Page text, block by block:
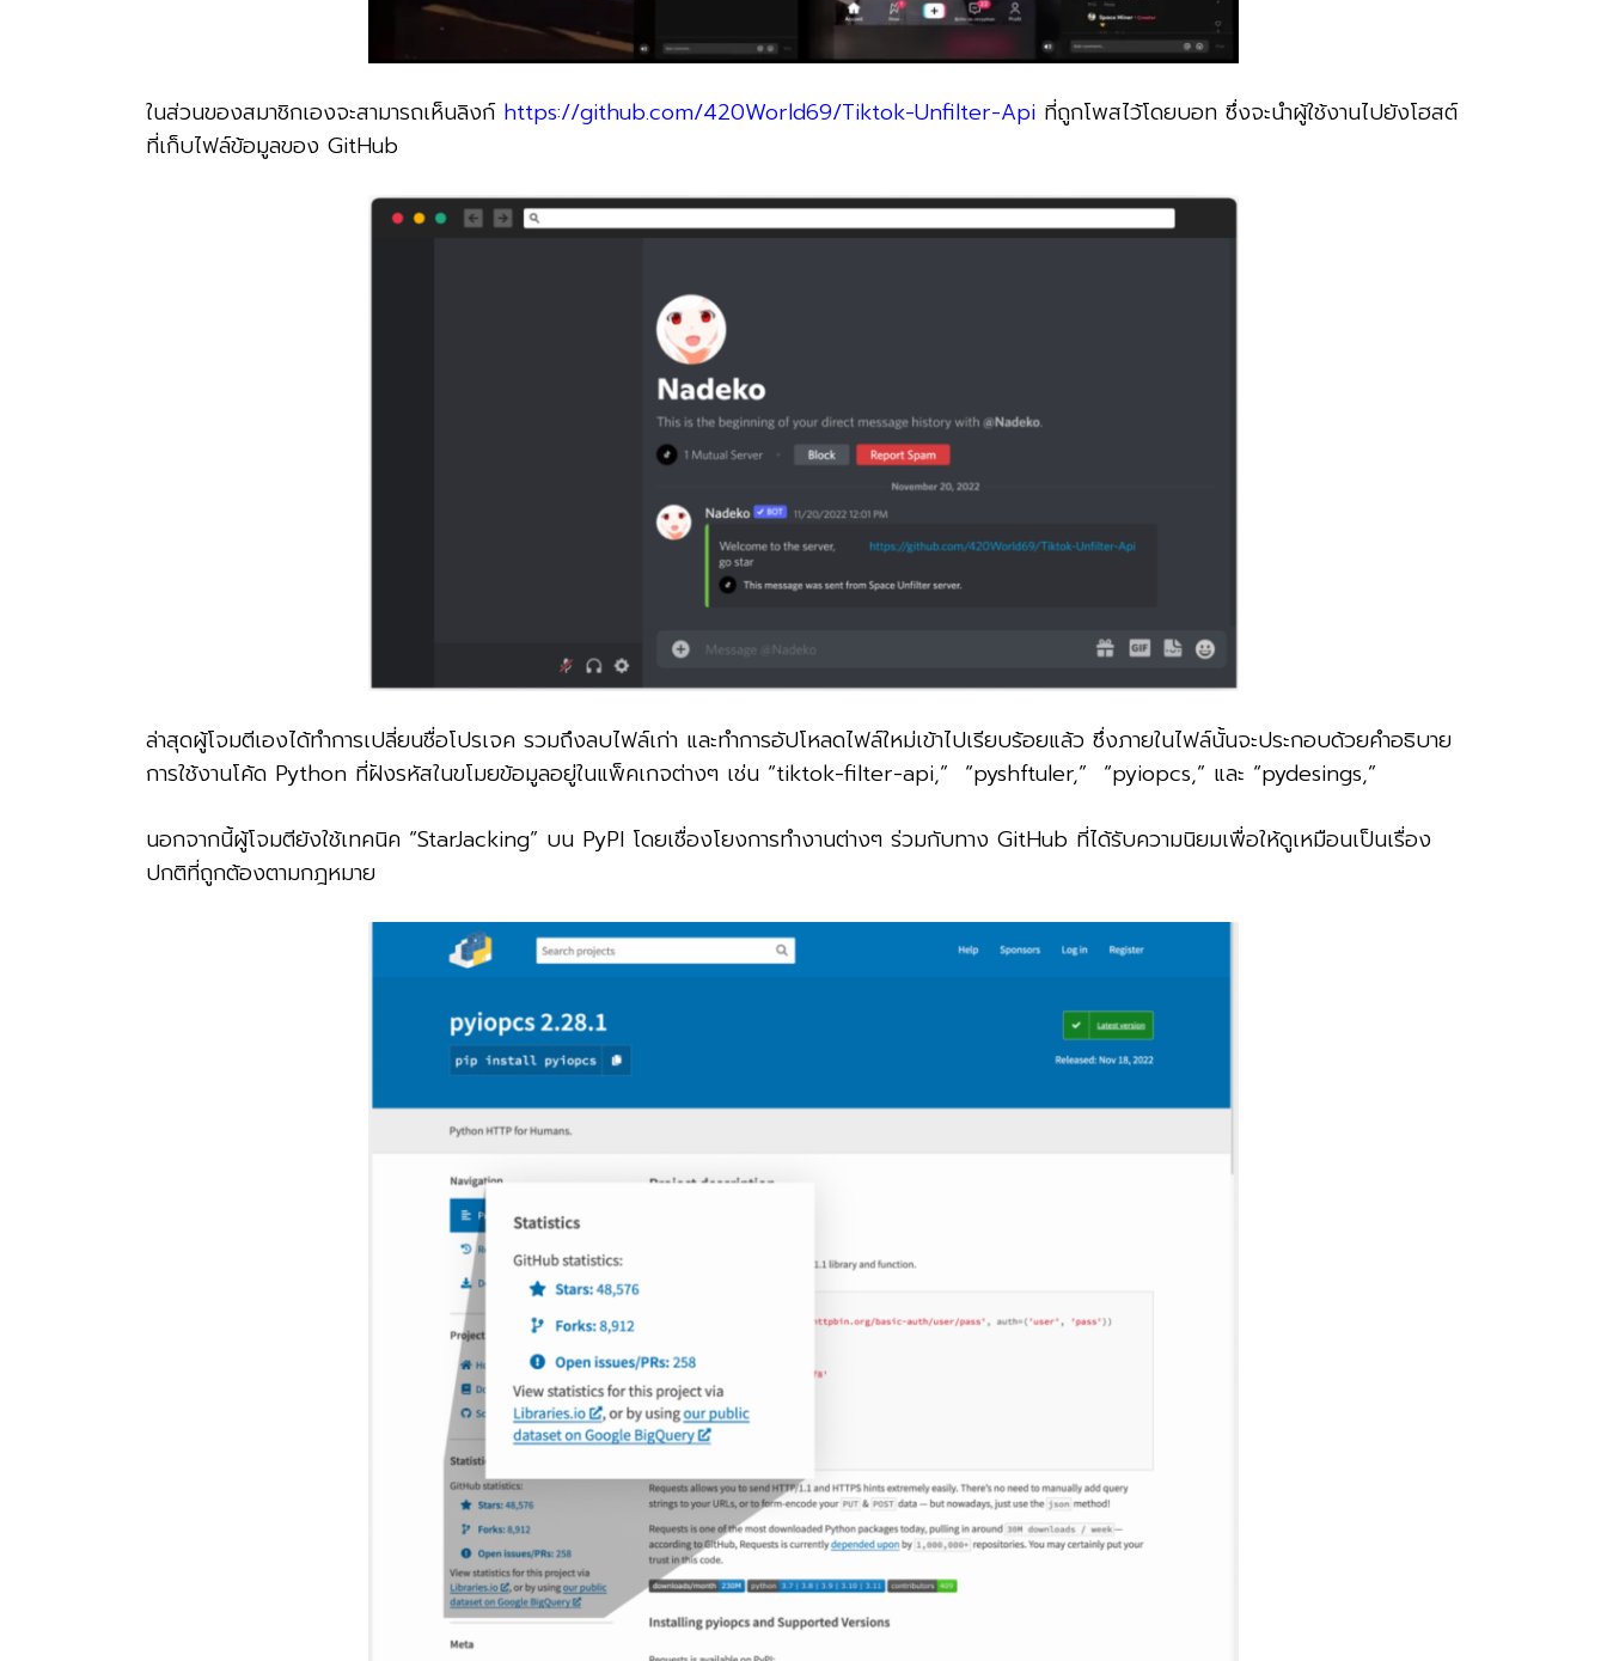
ในส่วนของสมาชิกเองจะสามารถเห็นลิงก์ https://github.com/420World69/Tiktok-Unfilter-Api ที่ถูกโพสไว้โดยบอท ซึ่งจะนำผู้ใช้งานไปยังโฮสต์
ที่เก็บไฟล์ข้อมูลของ GitHub
ล่าสุดผู้โจมตีเองได้ทำการเปลี่ยนชื่อโปรเจค รวมถึงลบไฟล์เก่า และทำการอัปโหลดไฟล์ใหม่เข้าไปเรียบร้อยแล้ว ซึ่งภายในไฟล์นั้นจะประกอบด้วยคำอธิบาย
การใช้งานโค้ด Python ที่ฝังรหัสในขโมยข้อมูลอยู่ในแพ็คเกจต่างๆ เช่น “tiktok-filter-api,” “pyshftuler,” “pyiopcs,” และ “pydesings,”
นอกจากนี้ผู้โจมตียังใช้เทคนิค “StarJacking” บน PyPI โดยเชื่องโยงการทำงานต่างๆ ร่วมกับทาง GitHub ที่ได้รับความนิยมเพื่อให้ดูเหมือนเป็นเรื่อง
ปกติที่ถูกต้องตามกฎหมาย